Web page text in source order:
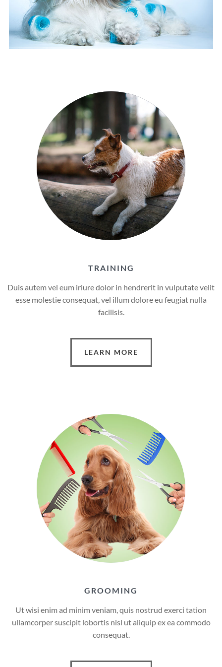
TRAINING
Duis autem vel eum iriure dolor in hendrerit in vulputate velit
esse molestie consequat, vel illum dolore eu feugiat nulla
facilisis.
LEARN MORE
GROOMING
Ut wisi enim ad minim veniam, quis nostrud exerci tation
ullamcorper suscipit lobortis nisl ut aliquip ex ea commodo
consequat.